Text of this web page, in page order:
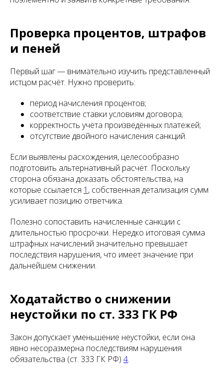
Проверка процентов, штрафов
и пеней
Первый шаг — внимательно изучить представленный
истцом расчёт. Нужно проверить:
период начисления процентов;
соответствие ставки условиям договора;
корректность учёта произведённых платежей;
отсутствие двойного начисления санкций.
Если выявлены расхождения, целесообразно
подготовить альтернативный расчёт. Поскольку
сторона обязана доказать обстоятельства, на
которые ссылается 1 , собственная детализация сумм
усиливает позицию ответчика.
Полезно сопоставить начисленные санкции с
длительностью просрочки. Нередко итоговая сумма
штрафных начислений значительно превышает
последствия нарушения, что имеет значение при
дальнейшем снижении.
Ходатайство о снижении
неустойки по ст. 333 ГК РФ
Закон допускает уменьшение неустойки, если она
явно несоразмерна последствиям нарушения
обязательства (ст. 333 ГК РФ) 4.